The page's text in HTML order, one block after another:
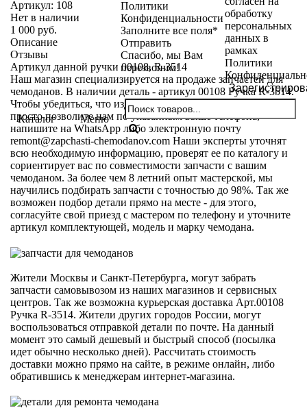
Политики
Конфиденциальности
Заполните все поля*
Отправить
Спасибо, мы Вам
перезвоним!
обработку
персональных
данных в
рамках
Политики
Каталог Меню
Артикул: 108
Нет в наличии
1 000 руб.
Описание
Отзывы
Артикул данной ручки 00108, R-3514
Наш магазин специализируется на продаже запчастей для
чемоданов. В наличии деталь - артикул 00108 Ручка R-3514.
Чтобы убедиться, что изделие подойдет для вашей модели,
просто позволите нам по указанным выше телефона,
напишите на WhatsApp либо электронную почту
remont@zapchasti-chemodanov.com Наши эксперты уточнят
всю необходимую информацию, проверят ее по каталогу и
сориентирует вас по совместимости запчасти с вашим
чемоданом. За более чем 8 летний опыт мастерской, мы
научились подбирать запчасти с точностью до 98%. Так же
возможен подбор детали прямо на месте - для этого,
согласуйте свой приезд с мастером по телефону и уточните
артикул комплектующей, модель и марку чемодана.
Жители Москвы и Санкт-Петербурга, могут забрать
запчасти самовывозом из наших магазинов и сервисных
центров. Так же возможна курьерская доставка Арт.00108
Ручка R-3514. Жители других городов России, могут
воспользоваться отправкой детали по почте. На данный
момент это самый дешевый и быстрый способ (посылка
идет обычно несколько дней). Рассчитать стоимость
доставки можно прямо на сайте, в режиме онлайн, либо
обратившись к менеджерам интернет-магазина.